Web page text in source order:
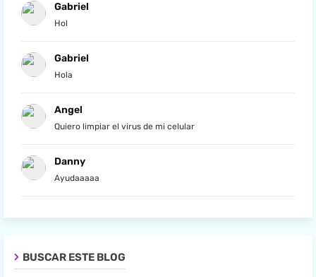
Gabriel
Hol
Gabriel
Hola
Angel
Quiero limpiar el virus de mi celular
Danny
Ayudaaaaa
BUSCAR ESTE BLOG